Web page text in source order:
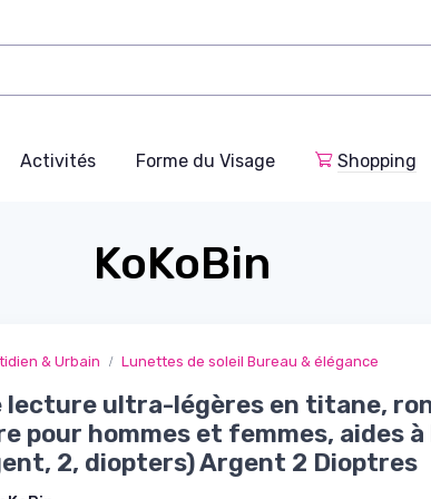
Activités Forme du Visage Shopping
KoKoBin
& Urbain Lunettes de soleil Bureau & élégance
lecture ultra-légères en titane,
pour hommes et femmes, aides à
2, diopters) Argent 2 Dioptres